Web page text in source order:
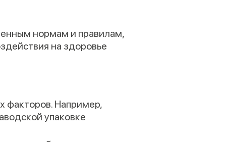
нормам и правилам,
на здоровье
факторов. Например,
упаковке